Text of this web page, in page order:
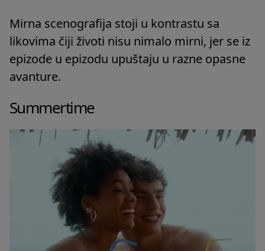
Mirna scenografija stoji u kontrastu sa
likovima čiji životi nisu nimalo mirni, jer se iz
epizode u epizodu upuštaju u razne opasne
avanture.
Summertime